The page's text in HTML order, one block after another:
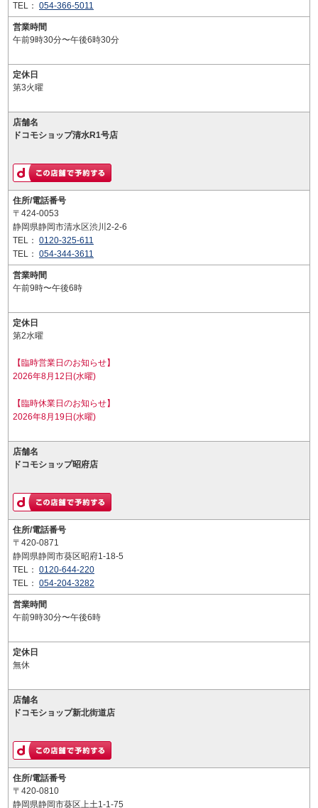
TEL： 054-366-5011
営業時間
午前9時30分〜午後6時30分
定休日
第3火曜
店舗名
ドコモショップ清水R1号店
住所/電話番号
〒424-0053
静岡県静岡市清水区渋川2-2-6
TEL： 0120-325-611
TEL： 054-344-3611
営業時間
午前9時〜午後6時
定休日
第2水曜
【臨時営業日のお知らせ】
2026年8月12日(水曜)
【臨時休業日のお知らせ】
2026年8月19日(水曜)
店舗名
ドコモショップ昭府店
住所/電話番号
〒420-0871
静岡県静岡市葵区昭府1-18-5
TEL： 0120-644-220
TEL： 054-204-3282
営業時間
午前9時30分〜午後6時
定休日
無休
店舗名
ドコモショップ新北街道店
住所/電話番号
〒420-0810
静岡県静岡市葵区上土1-1-75